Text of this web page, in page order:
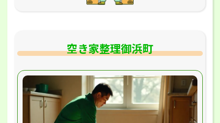
空き家整理御浜町